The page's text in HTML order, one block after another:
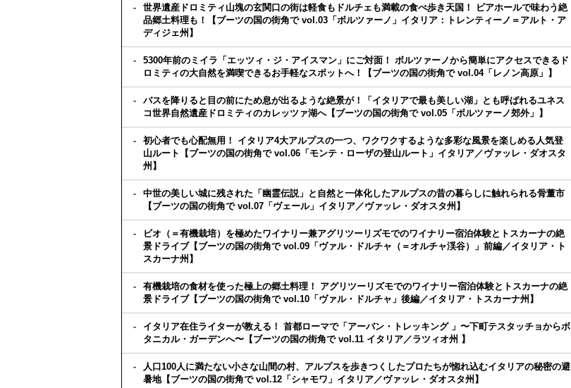
世界遺産ドロミティ山塊の玄関口の街は軽食もドルチェも満載の食べ歩き天国！ ビアホールで味わう絶
品郷土料理も！【ブーツの国の街角で vol.03「ボルツァーノ」イタリア：トレンティーノ＝アルト・ア
ディジェ州】
5300年前のミイラ「エッツィ・ジ・アイスマン」にご対面！ ボルツァーノから簡単にアクセスできるド
ロミティの大自然を満喫できるお手軽なスポットへ！【ブーツの国の街角で vol.04「レノン高原」】
バスを降りると目の前にため息が出るような絶景が！「イタリアで最も美しい湖」とも呼ばれるユネス
コ世界自然遺産ドロミティのカレッツァ湖へ【ブーツの国の街角で vol.05「ボルツァーノ郊外」】
初心者でも心配無用！ イタリア4大アルプスの一つ、ワクワクするような多彩な風景を楽しめる人気登
山ルート【ブーツの国の街角で vol.06「モンテ・ローザの登山ルート」イタリア／ヴァッレ・ダオスタ
州】
中世の美しい城に残された「幽霊伝説」と自然と一体化したアルプスの昔の暮らしに触れられる骨董市
【ブーツの国の街角で vol.07「ヴェール」イタリア／ヴァッレ・ダオスタ州】
ビオ（＝有機栽培）を極めたワイナリー兼アグリツーリズモでのワイナリー宿泊体験とトスカーナの絶
景ドライブ【ブーツの国の街角で vol.09「ヴァル・ドルチャ（＝オルチャ渓谷）」前編／イタリア・ト
スカーナ州】
有機栽培の食材を使った極上の郷土料理！ アグリツーリズモでのワイナリー宿泊体験とトスカーナの絶
景ドライブ【ブーツの国の街角で vol.10「ヴァル・ドルチャ」後編／イタリア・トスカーナ州】
イタリア在住ライターが教える！ 首都ローマで「アーバン・トレッキング 」〜下町テスタッチョからボ
タニカル・ガーデンへ〜【ブーツの国の街角で vol.11 イタリア／ラツィオ州 】
人口100人に満たない小さな山間の村、アルプスを歩きつくしたプロたちが惚れ込むイタリアの秘密の避
暑地【ブーツの国の街角で vol.12「シャモワ」イタリア／ヴァッレ・ダオスタ州】